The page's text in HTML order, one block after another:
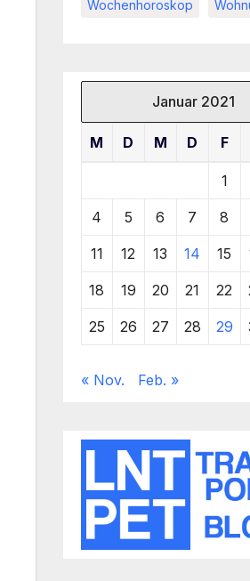
Wochenhoroskop
Januar 2021
M D M D F
1
4 5 6 7 8
11 12 13 14 15
18 19 20 21 22
25 26 27 28 29
« Nov. Feb. »